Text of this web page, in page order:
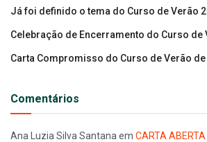
Já foi definido o tema do Curso de Verão
Celebração de Encerramento do Curso de
Carta Compromisso do Curso de Verão de
Comentários
Ana Luzia Silva Santana em CARTA